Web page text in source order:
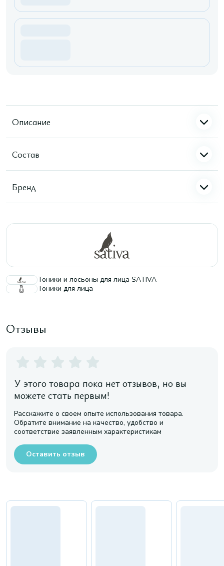
Описание
Состав
Бренд
Тоники и лосьоны для лица SATIVA
Тоники для лица
Отзывы
У этого товара пока нет отзывов, но вы
можете стать первым!
Расскажите о своем опыте использования товара.
Обратите внимание на качество, удобство и
соответствие заявленным характеристикам
Оставить отзыв